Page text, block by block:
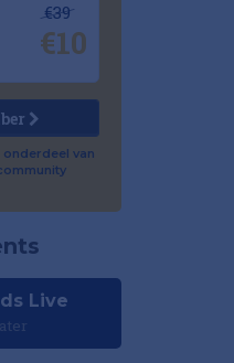
€39
€10
van
Live